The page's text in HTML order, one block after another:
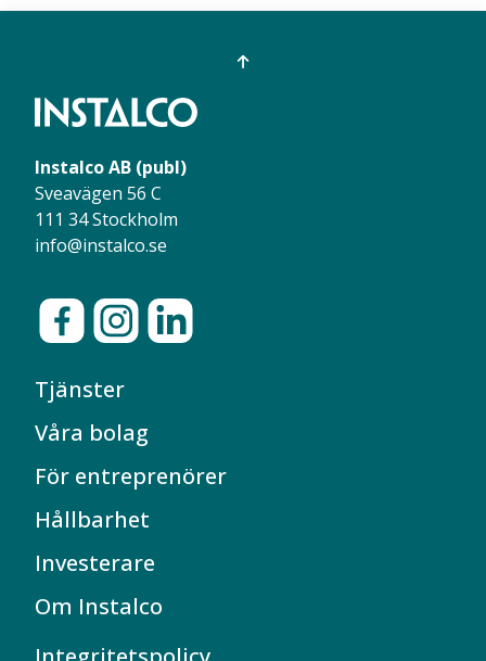
Instalco AB (publ)
Sveavägen 56 C
111 34 Stockholm
info@instalco.se
Tjänster
Våra bolag
För entreprenörer
Hållbarhet
Investerare
Om Instalco